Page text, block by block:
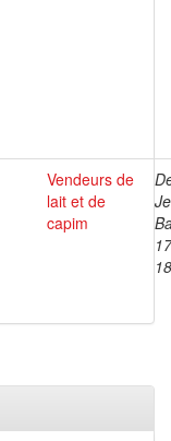
Vendeurs de
lait et de
capim